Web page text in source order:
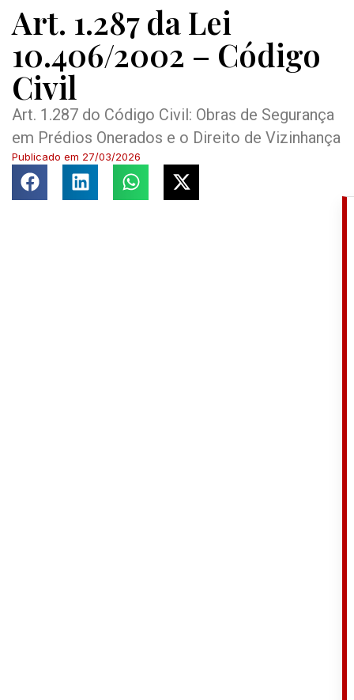
Art. 1.287 da Lei
10.406/2002 – Código
Civil
Art. 1.287 do Código Civil: Obras de Segurança
em Prédios Onerados e o Direito de Vizinhança
Publicado em 27/03/2026